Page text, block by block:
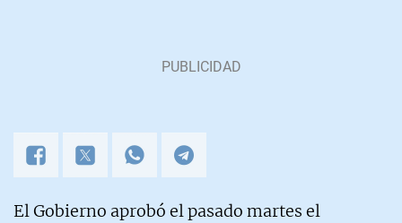
El Gobierno aprobó el pasado martes el